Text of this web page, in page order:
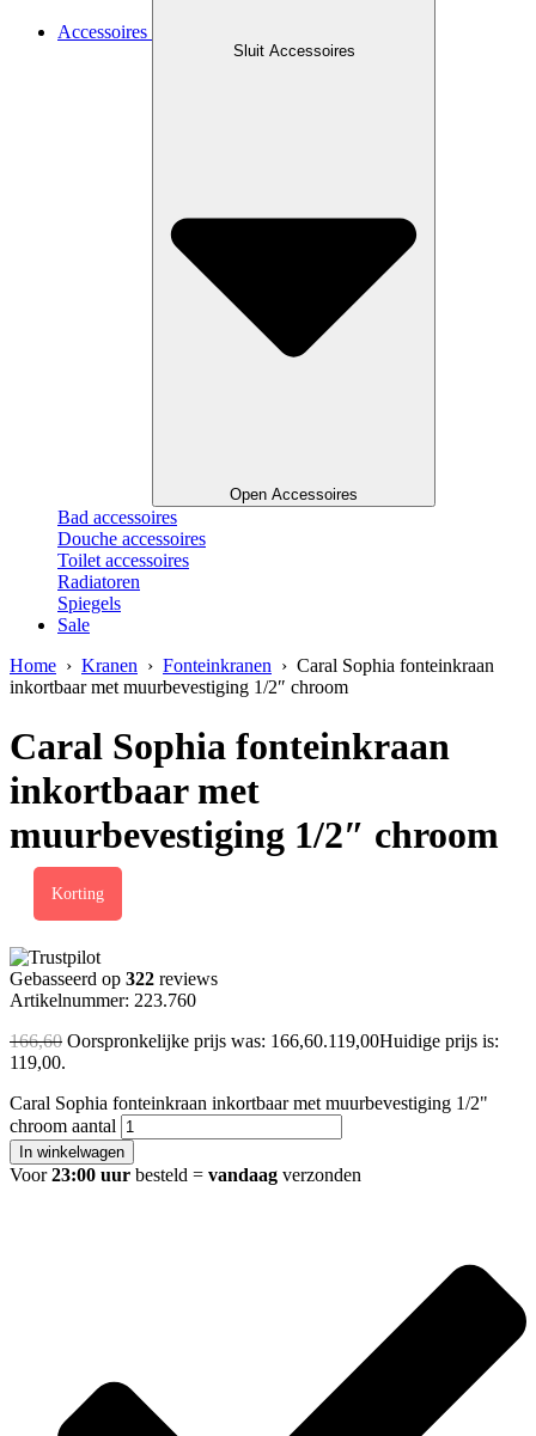
Accessoires
Sluit Accessoires
Open Accessoires
Bad accessoires
Douche accessoires
Toilet accessoires
Radiatoren
Spiegels
Sale
Home › Kranen › Fonteinkranen › Caral Sophia fonteinkraan
inkortbaar met muurbevestiging 1/2″ chroom
Caral Sophia fonteinkraan
inkortbaar met
muurbevestiging 1/2″ chroom
Korting
Gebasseerd op 322 reviews
Artikelnummer: 223.760
166,60 Oorspronkelijke prijs was: 166,60.119,00Huidige prijs is:
119,00.
Caral Sophia fonteinkraan inkortbaar met muurbevestiging 1/2"
chroom aantal
In winkelwagen
Voor23:00 uur besteld = vandaag verzonden